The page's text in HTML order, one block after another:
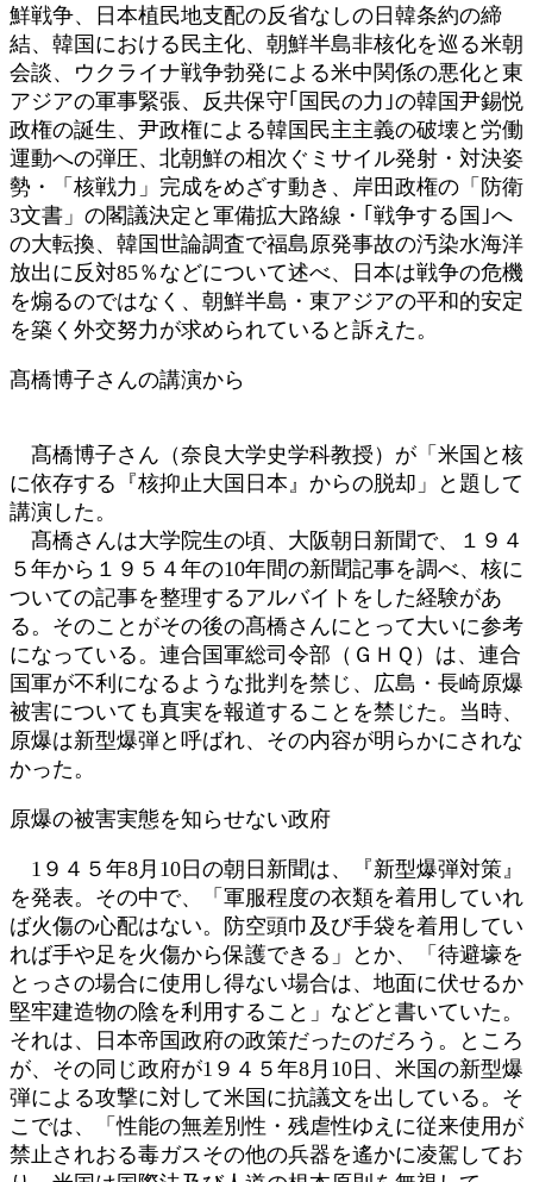
鮮戦争、日本植民地支配の反省なしの日韓条約の締
結、韓国における民主化、朝鮮半島非核化を巡る米朝
会談、ウクライナ戦争勃発による米中関係の悪化と東
アジアの軍事緊張、反共保守｢国民の力｣の韓国尹錫悦
政権の誕生、尹政権による韓国民主主義の破壊と労働
運動への弾圧、北朝鮮の相次ぐミサイル発射・対決姿
勢・「核戦力」完成をめざす動き、岸田政権の「防衛
3文書」の閣議決定と軍備拡大路線・｢戦争する国｣へ
の大転換、韓国世論調査で福島原発事故の汚染水海洋
放出に反対85％などについて述べ、日本は戦争の危機
を煽るのではなく、朝鮮半島・東アジアの平和的安定
を築く外交努力が求められていると訴えた。
髙橋博子さんの講演から
髙橋博子さん（奈良大学史学科教授）が「米国と核
に依存する『核抑止大国日本』からの脱却」と題して
講演した。
髙橋さんは大学院生の頃、大阪朝日新聞で、１９４
５年から１９５４年の10年間の新聞記事を調べ、核に
ついての記事を整理するアルバイトをした経験があ
る。そのことがその後の髙橋さんにとって大いに参考
になっている。連合国軍総司令部（ＧＨＱ）は、連合
国軍が不利になるような批判を禁じ、広島・長崎原爆
被害についても真実を報道することを禁じた。当時、
原爆は新型爆弾と呼ばれ、その内容が明らかにされな
かった。
原爆の被害実態を知らせない政府
1９４５年8月10日の朝日新聞は、『新型爆弾対策』
を発表。その中で、「軍服程度の衣類を着用していれ
ば火傷の心配はない。防空頭巾及び手袋を着用してい
れば手や足を火傷から保護できる」とか、「待避壕を
とっさの場合に使用し得ない場合は、地面に伏せるか
堅牢建造物の陰を利用すること」などと書いていた。
それは、日本帝国政府の政策だったのだろう。ところ
が、その同じ政府が1９４５年8月10日、米国の新型爆
弾による攻撃に対して米国に抗議文を出している。そ
こでは、「性能の無差別性・残虐性ゆえに従来使用が
禁止されおる毒ガスその他の兵器を遙かに凌駕してお